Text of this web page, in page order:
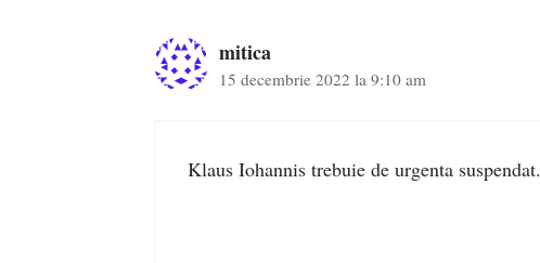
mitica
15 decembrie 2022 la 9:10 am
Klaus Iohannis trebuie de urgenta suspendat.